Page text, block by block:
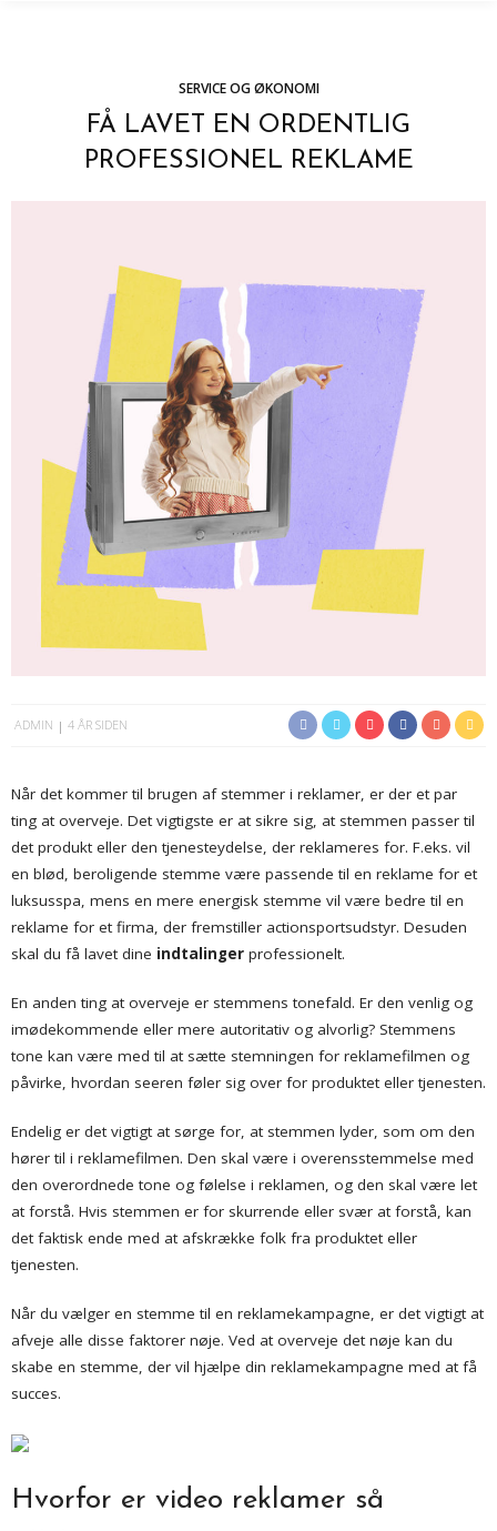
SERVICE OG ØKONOMI
FÅ LAVET EN ORDENTLIG
PROFESSIONEL REKLAME
ADMIN 4 ÅR SIDEN
Når det kommer til brugen af stemmer i reklamer, er der et par
ting at overveje. Det vigtigste er at sikre sig, at stemmen passer til
det produkt eller den tjenesteydelse, der reklameres for. F.eks. vil
en blød, beroligende stemme være passende til en reklame for et
luksusspa, mens en mere energisk stemme vil være bedre til en
reklame for et firma, der fremstiller actionsportsudstyr. Desuden
skal du få lavet dine indtalinger professionelt.
En anden ting at overveje er stemmens tonefald. Er den venlig og
imødekommende eller mere autoritativ og alvorlig? Stemmens
tone kan være med til at sætte stemningen for reklamefilmen og
påvirke, hvordan seeren føler sig over for produktet eller tjenesten.
Endelig er det vigtigt at sørge for, at stemmen lyder, som om den
hører til i reklamefilmen. Den skal være i overensstemmelse med
den overordnede tone og følelse i reklamen, og den skal være let
at forstå. Hvis stemmen er for skurrende eller svær at forstå, kan
det faktisk ende med at afskrække folk fra produktet eller
tjenesten.
Når du vælger en stemme til en reklamekampagne, er det vigtigt at
afveje alle disse faktorer nøje. Ved at overveje det nøje kan du
skabe en stemme, der vil hjælpe din reklamekampagne med at få
succes.
Hvorfor er video reklamer så